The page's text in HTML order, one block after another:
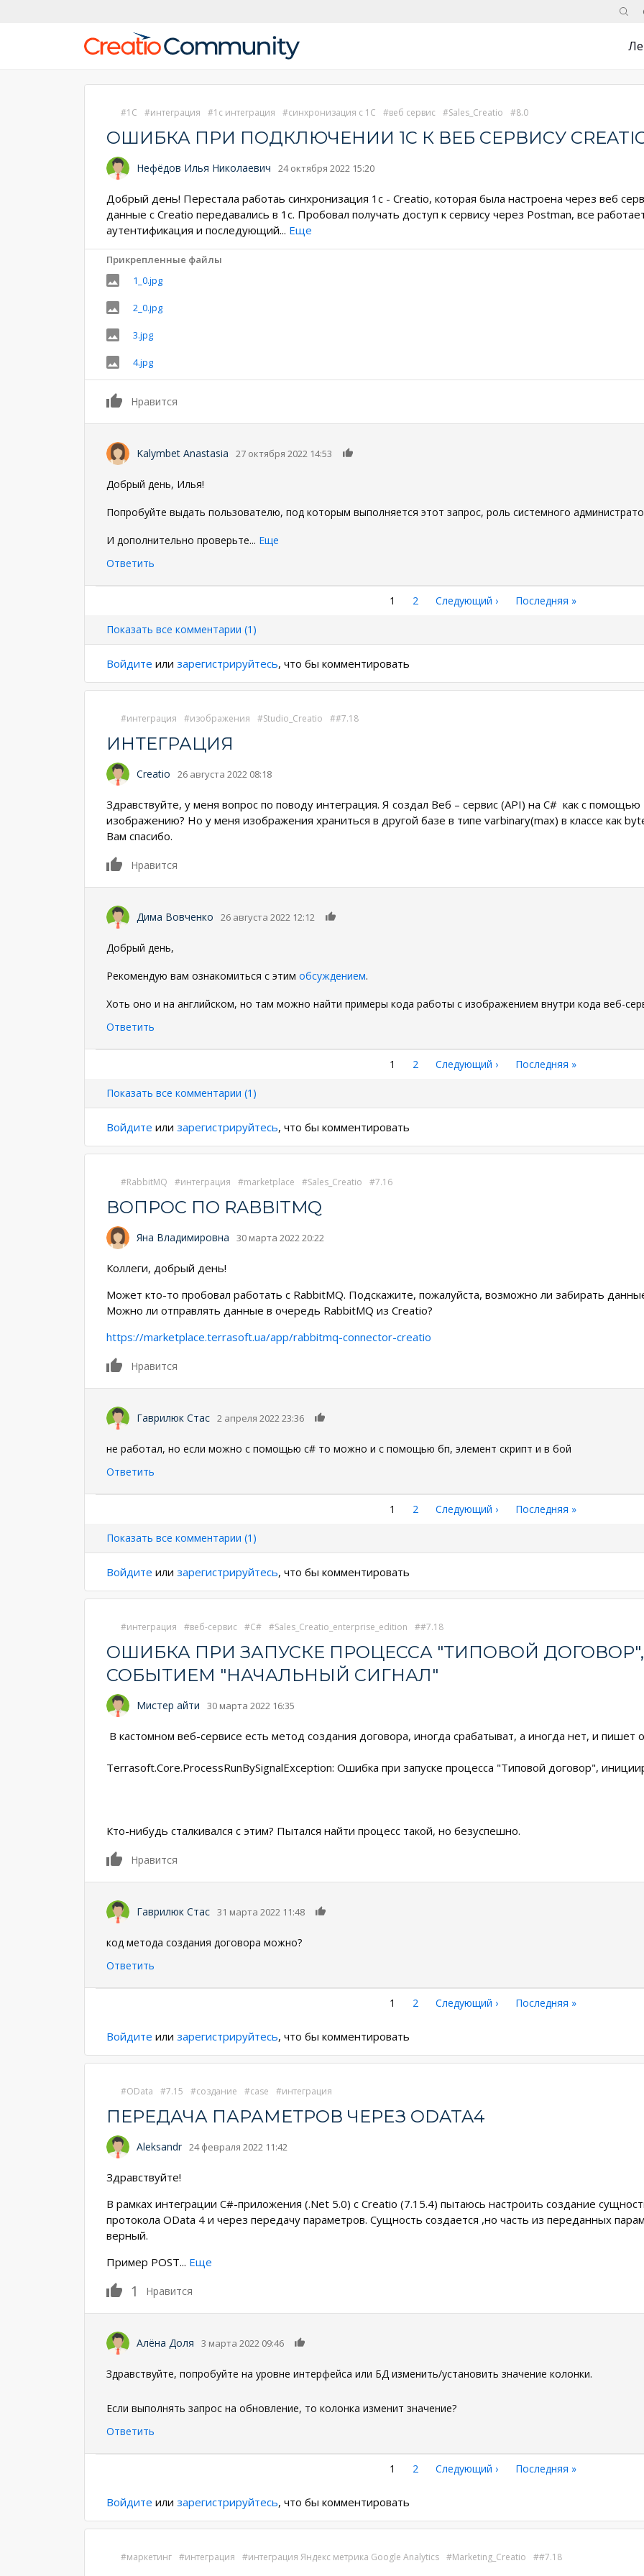
1С интеграция 1с интеграция синхронизация с 1С веб сервис Sales_Creatio 8.0
ОШИБКА ПРИ ПОДКЛЮЧЕНИИ 1С К ВЕБ СЕРВИСУ
Нефёдов Илья Николаевич 24 октября 2022 15:20
Добрый день! Перестала работаь синхронизация 1с - Creatio, которая была настроена через веб
данные с Creatio передавались в 1с. Пробовал получать доступ к сервису через Postman, все
аутентификация и последующий... Еще
Прикрепленные файлы
1_0.jpg
2_0.jpg
3.jpg
4.jpg
0
Нравится
Kalymbet Anastasia 27 октября 2022 14:53
Добрый день, Илья!
Попробуйте выдать пользователю, под которым выполняется этот запрос, роль системного
И дополнительно проверьте... Еще
Ответить
страниц
Текущая
1 Страница
2
Следующая
Следующий ›
Последняя
Последняя »
Показать все комментарии (1)
Войдите или зарегистрируйтесь, что бы комментировать
интеграция изображения Studio_Creatio #7.18
ИНТЕГРАЦИЯ
Creatio 26 августа 2022 08:18
Здравствуйте, у меня вопрос по поводу интеграция. Я создал Веб – сервис (API) на C# как с
изображению? Но у меня изображения храниться в другой базе в типе varbinary(max) в классе как
Вам спасибо.
0
Нравится
Дима Вовченко 26 августа 2022 12:12
Добрый день,
Рекомендую вам ознакомиться с этим обсуждением.
Хоть оно и на английском, но там можно найти примеры кода работы с изображением внутри кода веб-
Ответить
страниц
Текущая
1 Страница
2
Следующая
Следующий ›
Последняя
Последняя »
Показать все комментарии (1)
Войдите или зарегистрируйтесь, что бы комментировать
RabbitMQ интеграция marketplace Sales_Creatio 7.16
ВОПРОС ПО RABBITMQ
Яна Владимировна 30 марта 2022 20:22
Коллеги, добрый день!
Может кто-то пробовал работать с RabbitMQ. Подскажите, пожалуйста, возможно ли забирать
Можно ли отправлять данные в очередь RabbitMQ из Creatio?
https://marketplace.terrasoft.ua/app/rabbitmq-connector-creatio
0
Нравится
Гаврилюк Стас 2 апреля 2022 23:36
не работал, но если можно с помощью с# то можно и с помощью бп, элемент скрипт и в бой
Ответить
страниц
Текущая
1 Страница
2
Следующая
Следующий ›
Последняя
Последняя »
Показать все комментарии (1)
Войдите или зарегистрируйтесь, что бы комментировать
интеграция веб-сервис C# Sales_Creatio_enterprise_edition #7.18
ОШИБКА ПРИ ЗАПУСКЕ ПРОЦЕССА "ТИПОВОЙ
СОБЫТИЕМ "НАЧАЛЬНЫЙ СИГНАЛ"
Мистер айти 30 марта 2022 16:35
В кастомном веб-сервисе есть метод создания договора, иногда срабатыват, а иногда нет, и пишет
Terrasoft.Core.ProcessRunBySignalException: Ошибка при запуске процесса "Типовой договор",
Кто-нибудь сталкивался с этим? Пытался найти процесс такой, но безуспешно.
0
Нравится
Гаврилюк Стас 31 марта 2022 11:48
код метода создания договора можно?
Ответить
Текущая
1 Страница
2
Следующая
Следующий ›
Последняя
Последняя »
Войдите или зарегистрируйтесь, что бы комментировать
OData 7.15 создание case интеграция
ПЕРЕДАЧА ПАРАМЕТРОВ ЧЕРЕЗ ODATA4
Aleksandr 24 февраля 2022 11:42
Здравствуйте!
В рамках интеграции C#-приложения (.Net 5.0) с Creatio (7.15.4) пытаюсь настроить создание
протокола OData 4 и через передачу параметров. Сущность создается ,но часть из переданных
верный.
Пример POST... Еще
1 Нравится
Алёна Доля 3 марта 2022 09:46
Здравствуйте, попробуйте на уровне интерфейса или БД изменить/установить значение колонки.
Если выполнять запрос на обновление, то колонка изменит значение?
Ответить
Текущая
1 Страница
2
Следующая
Следующий ›
Последняя
Последняя »
Войдите или зарегистрируйтесь, что бы комментировать
маркетинг интеграция интеграция Яндекс метрика Google Analytics Marketing_Creatio #7.18